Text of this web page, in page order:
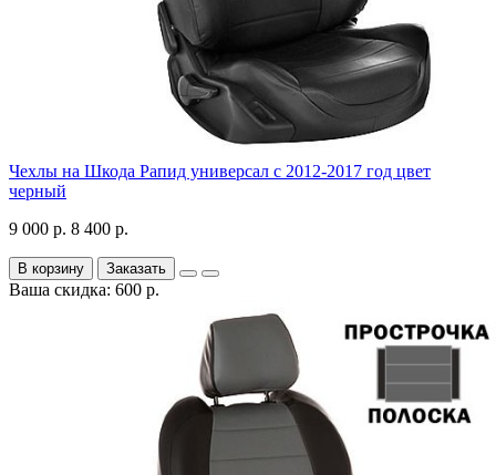
Чехлы на Шкода Рапид универсал с 2012-2017 год цвет
черный
9 000 р. 8 400 р.
В корзину Заказать
Ваша скидка: 600 р.